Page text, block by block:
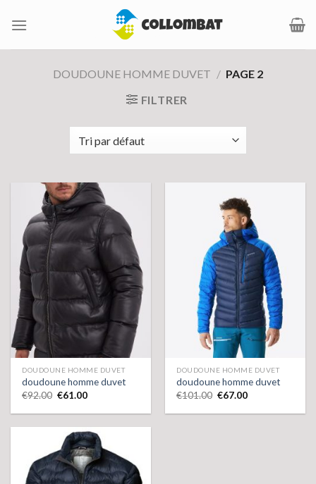
DOUDOUNE HOMME DUVET / PAGE 2
FILTRER
DOUDOUNE HOMME DUVET
doudoune homme duvet
€92.00 €61.00
DOUDOUNE HOMME DUVET
doudoune homme duvet
€101.00 €67.00